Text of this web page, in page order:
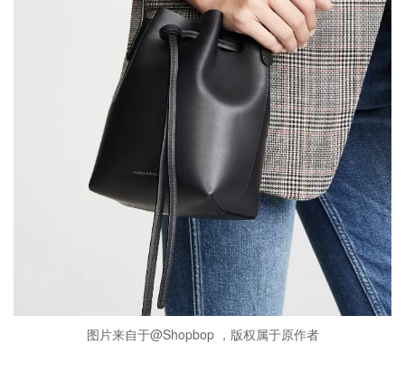
图片来自于@Shopbop ，版权属于原作者